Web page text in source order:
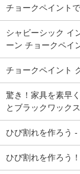
チョークペイント
シャビーシック イ
ーン チョークペイ
チョークペイント
驚き！家具を素早
とブラックワック
ひび割れを作ろう
ひび割れを作ろう